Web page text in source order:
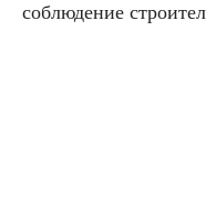
соблюдение